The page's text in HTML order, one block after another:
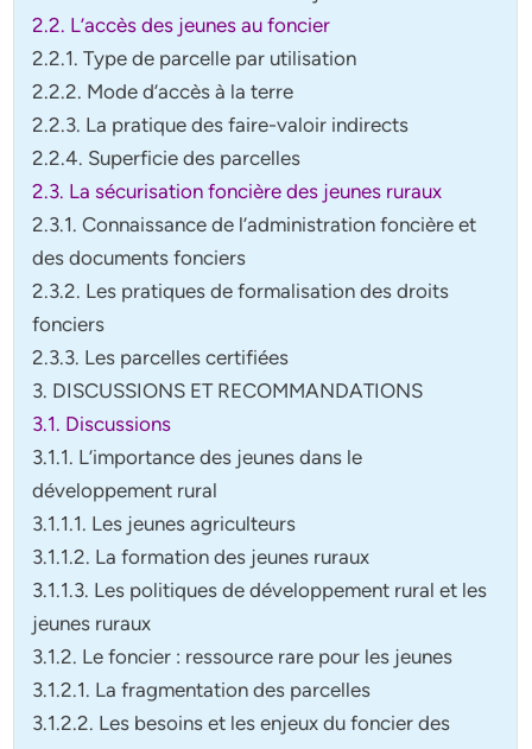
2.2. L’accès des jeunes au foncier
2.2.1. Type de parcelle par utilisation
2.2.2. Mode d’accès à la terre
2.2.3. La pratique des faire-valoir indirects
2.2.4. Superficie des parcelles
2.3. La sécurisation foncière des jeunes ruraux
2.3.1.Connaissance de l’administration foncièreet
des documents fonciers
2.3.2. Les pratiques de formalisation des droits
fonciers
2.3.3. Les parcelles certifiées
3. DISCUSSIONS ET RECOMMANDATIONS
3.1. Discussions
3.1.1. L’importance des jeunes dans le
développement rural
3.1.1.1. Les jeunes agriculteurs
3.1.1.2. La formation des jeunes ruraux
3.1.1.3. Les politiques de développement rural et les
jeunes ruraux
3.1.2. Le foncier : ressource rare pour les jeunes
3.1.2.1. La fragmentation des parcelles
3.1.2.2. Les besoins et les enjeux du foncier des